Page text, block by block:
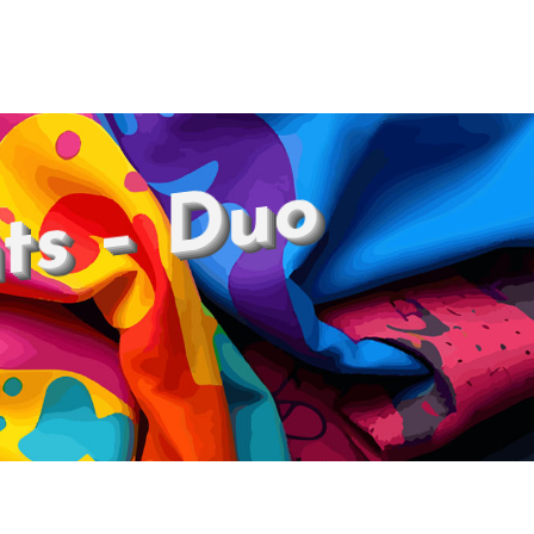
– Duo